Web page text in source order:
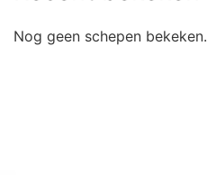
Nog geen schepen bekeken.